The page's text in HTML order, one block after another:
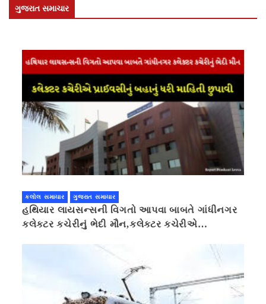
ગુજરાત સમાચાર
કલોલ સમાચાર ગુજરાત સમાચાર
હથિયાર લાયસન્સની વિગતો આપવા બાબતે ગાંધીનગર
કલેક્ટર કચેરીનું ભેદી મૌન,કલેક્ટર કચેરીએ